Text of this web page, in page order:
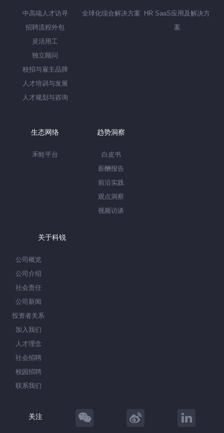
中高端人才访寻
招聘流程外包
灵活用工
独立顾问
校招与雇主品牌
人才培训与发展
人才规划与咨询
全球化综合解决方案
HR SaaS应用及解决方
案
生态网络
禾蛙平台
趋势洞察
白皮书
薪酬报告
前沿实践
观点洞察
视频访谈
关于科锐
公司概览
公司介绍
社会责任
公司新闻
投资者关系
加入我们
人才理念
社会招聘
校园招聘
联系我们
关注